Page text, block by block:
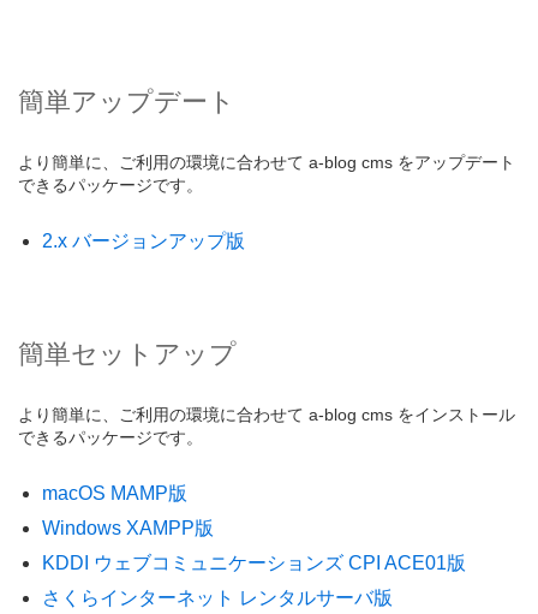
簡単アップデート
より簡単に、ご利用の環境に合わせて a-blog cms をアップデート
できるパッケージです。
2.x バージョンアップ版
簡単セットアップ
より簡単に、ご利用の環境に合わせて a-blog cms をインストール
できるパッケージです。
macOS MAMP版
Windows XAMPP版
KDDI ウェブコミュニケーションズ CPI ACE01版
さくらインターネット レンタルサーバ版